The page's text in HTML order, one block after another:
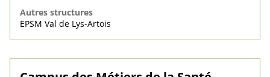
Autres structures
EPSM Val de Lys-Artois